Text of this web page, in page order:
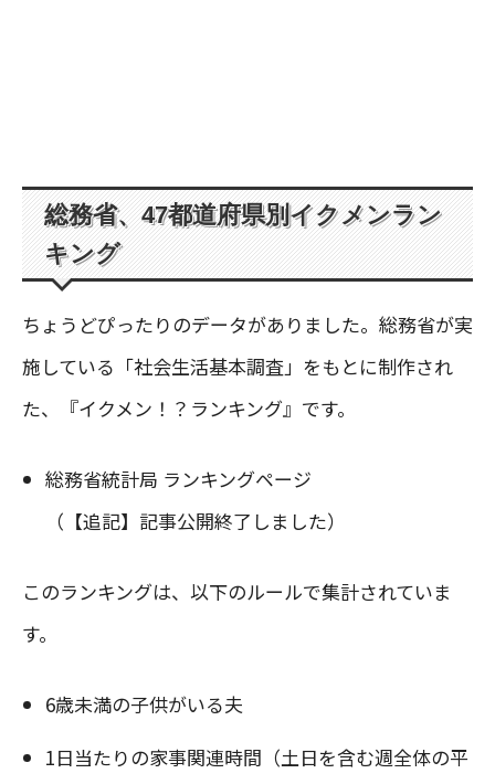
総務省、47都道府県別イクメンラン
キング
ちょうどぴったりのデータがありました。総務省が実
施している「社会生活基本調査」をもとに制作され
た、『イクメン！？ランキング』です。
総務省統計局 ランキングページ
（【追記】記事公開終了しました）
このランキングは、以下のルールで集計されていま
す。
6歳未満の子供がいる夫
1日当たりの家事関連時間（土日を含む週全体の平